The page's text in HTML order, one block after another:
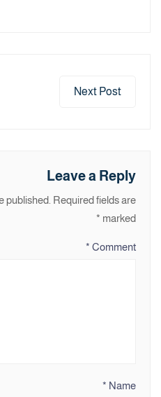
Next Post
Leave a Reply
published. Required fields are
marked
*
Comment
*
Name
*